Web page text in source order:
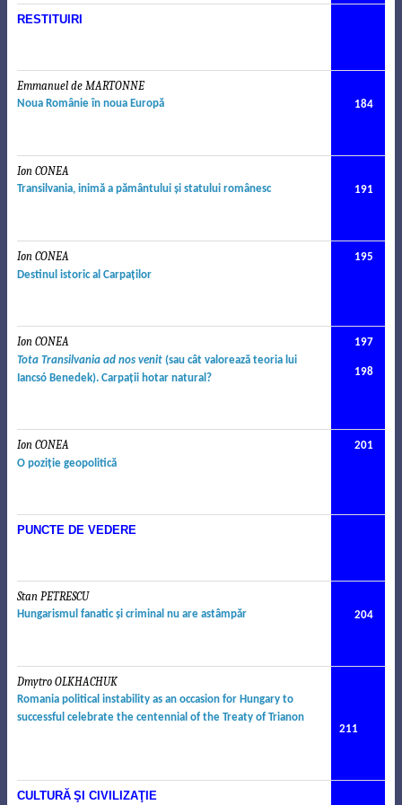
RESTITUIRI
Emmanuel de MARTONNE
Noua Românie în noua Europă 184
Ion CONEA
Transilvania, inimă a pământului şi statului românesc 191
Ion CONEA
Destinul istoric al Carpaţilor
195
Ion CONEA
Tota Transilvania ad nos venit(sau cât valorează teoria lui
Iancsó Benedek). Carpaţii hotar natural?
197
198
Ion CONEA
O poziţie geopolitică
201
PUNCTE DE VEDERE
Stan PETRESCU
Hungarismul fanatic şi criminal nu are astâmpăr 204
Dmytro OLKHACHUK
Romania political instability as an occasion for Hungary to
successful celebrate the centennial of the Treaty of Trianon
211
CULTURĂ Ş I CIVILIZAŢIE